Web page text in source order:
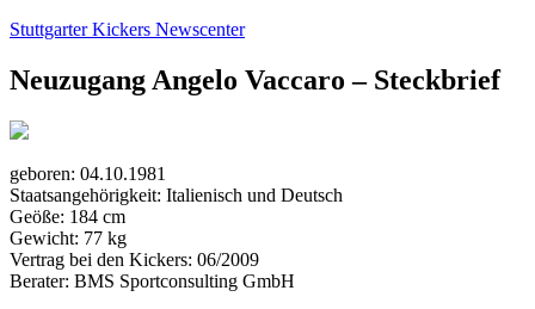
Zum
springen
Stuttgarter Kickers Newscenter
Neuzugang Angelo Vaccaro – Steckbrief
geboren: 04.10.1981
Staatsangehörigkeit: Italienisch und Deutsch
Geöße: 184 cm
Gewicht: 77 kg
Vertrag bei den Kickers: 06/2009
Berater: BMS Sportconsulting GmbH